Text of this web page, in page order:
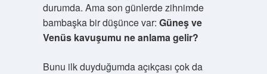
durumda. Ama son günlerde zihnimde
bambaşka bir düşünce var: Güneş ve
Venüs kavuşumu ne anlama gelir?
Bunu ilk duyduğumda açıkçası çok da